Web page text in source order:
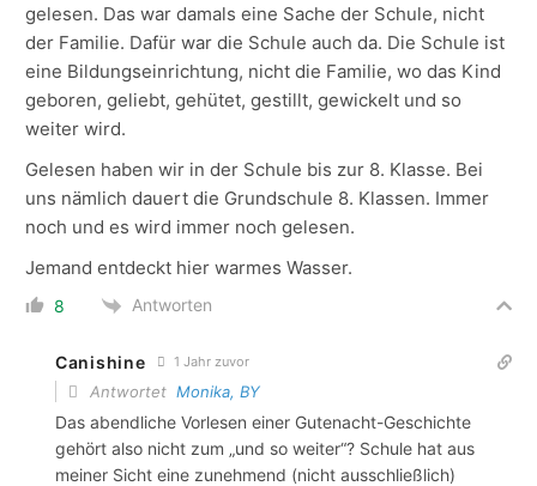
gelesen. Das war damals eine Sache der Schule, nicht
der Familie. Dafür war die Schule auch da. Die Schule ist
eine Bildungseinrichtung, nicht die Familie, wo das Kind
geboren, geliebt, gehütet, gestillt, gewickelt und so
weiter wird.
Gelesen haben wir in der Schule bis zur 8. Klasse. Bei
uns nämlich dauert die Grundschule 8. Klassen. Immer
noch und es wird immer noch gelesen.
Jemand entdeckt hier warmes Wasser.
8 Antworten
Canishine 1 Jahr zuvor
Antwortet Monika, BY
Das abendliche Vorlesen einer Gutenacht-Geschichte
gehört also nicht zum „und so weiter“? Schule hat aus
meiner Sicht eine zunehmend (nicht ausschließlich)